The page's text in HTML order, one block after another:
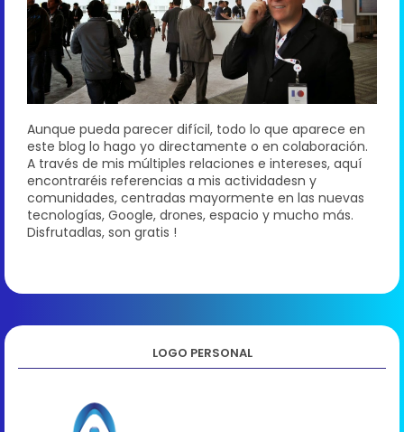
Aunque pueda parecer difícil, todo lo que aparece en
este blog lo hago yo directamente o en colaboración.
A través de mis múltiples relaciones e intereses, aquí
encontraréis referencias a mis actividadesn y
comunidades, centradas mayormente en las nuevas
tecnologías, Google, drones, espacio y mucho más.
Disfrutadlas, son gratis !
LOGO PERSONAL